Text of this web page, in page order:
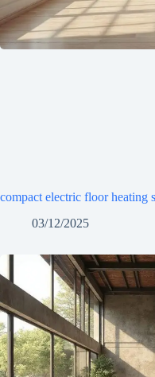
compact electric floor heating
03/12/2025